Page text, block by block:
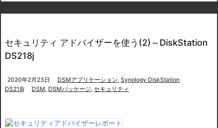
セキュリティ アドバイザーを使う(2)～DiskStation
DS218j
2020年2月23日 DSMアプリケーション, Synology DiskStation
DS218j
DSM, DSMパッケージ, セキュリティ